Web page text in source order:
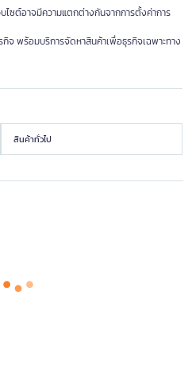
ต์อาจมีความแตกต่างกันจากการตั้งค่าการ
พร้อมบริการจัดหาสินค้าเพื่อธุรกิจเฉพาะทาง
สินค้าทั่วไป